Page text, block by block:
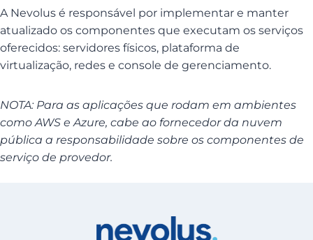
A Nevolus é responsável por implementar e manter
atualizado os componentes que executam os serviços
oferecidos: servidores físicos, plataforma de
virtualização, redes e console de gerenciamento.
NOTA: Para as aplicações que rodam em ambientes
como AWS e Azure, cabe ao fornecedor da nuvem
pública a responsabilidade sobre os componentes de
serviço de provedor.